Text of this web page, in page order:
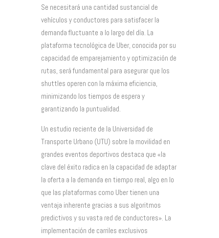
Se necesitará una cantidad sustancial de
vehículos y conductores para satisfacer la
demanda fluctuante a lo largo del día. La
plataforma tecnológica de Uber, conocida por su
capacidad de emparejamiento y optimización de
rutas, será fundamental para asegurar que los
shuttles operen con la máxima eficiencia,
minimizando los tiempos de espera y
garantizando la puntualidad.
Un estudio reciente de la Universidad de
Transporte Urbano (UTU) sobre la movilidad en
grandes eventos deportivos destaca que «la
clave del éxito radica en la capacidad de adaptar
la oferta a la demanda en tiempo real, algo en lo
que las plataformas como Uber tienen una
ventaja inherente gracias a sus algoritmos
predictivos y su vasta red de conductores». La
implementación de carriles exclusivos